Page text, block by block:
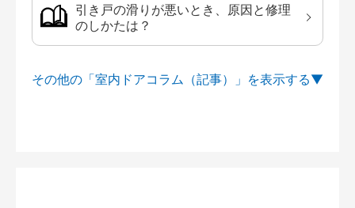
引き戸の滑りが悪いとき、原因と修理
のしかたは？
その他の「室内ドアコラム（記事）」を